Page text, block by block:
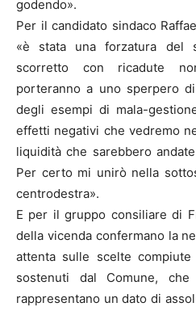
godendo».
Per il candidato sindaco
«è stata una forzatura del
scorretto con ricadute
porteranno a uno sperpero
degli esempi di mala-
effetti negativi che vedremo
liquidità che sarebbero
Per certo mi unirò nella
centrodestra».
E per il gruppo consiliare di
della vicenda confermano la
attenta sulle scelte
sostenuti dal Comune,
rappresentano un dato di